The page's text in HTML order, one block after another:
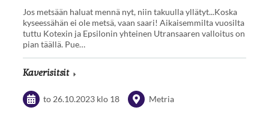
Jos metsään haluat mennä nyt, niin takuulla yllätyt...Koska
kyseessähän ei ole metsä, vaan saari! Aikaisemmilta vuosilta
tuttu Kotexin ja Epsilonin yhteinen Utransaaren valloitus on
pian täällä. Pue…
Kaverisitsit
to 26.10.2023 klo 18 Metria